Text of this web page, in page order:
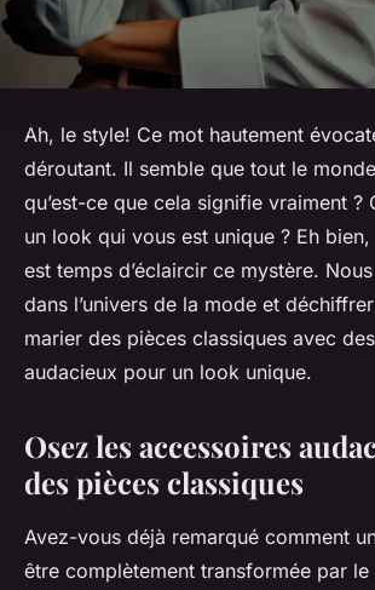
Ah, le style! Ce mot hautement
déroutant. Il semble que tout le
qu’est-ce que cela signifie vraiment ?
un look qui vous est unique ? Eh
est temps d’éclaircir ce mystère.
dans l’univers de la mode et
marier des pièces classiques avec
audacieux pour un look unique.
Osez les accessoires
des pièces classiques
Avez-vous déjà remarqué comment
être complètement transformée par